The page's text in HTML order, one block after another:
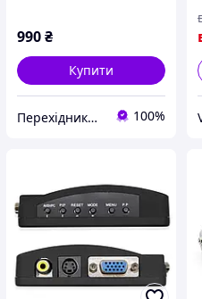
990₴
Купити
Перехiдники ТМ 100%